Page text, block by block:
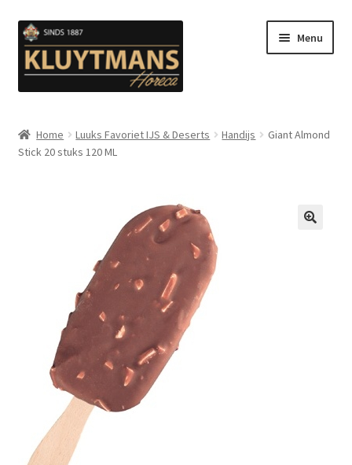
Ga
door
naar
navigatie
Ga
naar
de
inhoud
Menu
Kip en Gevogelte
Sauzen en Mayonaise
Dranken
Droge Kruidenierswaren
Frites
Home Luuks Favoriet IJS & Deserts Handijs
Giant Almond
Stick 20 stuks 120 ML